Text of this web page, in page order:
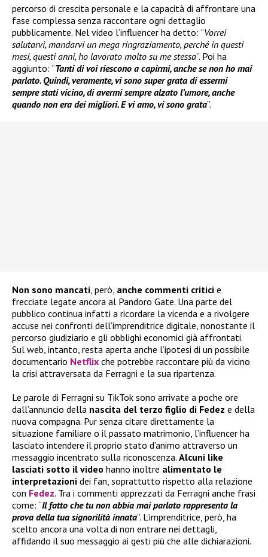
percorso di crescita personale e la capacità di affrontare una
fase complessa senza raccontare ogni dettaglio
pubblicamente. Nel video l’influencer ha detto: “Vorrei
salutarvi, mandarvi un mega ringraziamento, perché in questi
mesi, questi anni, ho lavorato molto su me stessa”. Poi ha
aggiunto: “Tanti di voi riescono a capirmi, anche se non ho mai
parlato. Quindi, veramente, vi sono super grata di essermi
sempre stati vicino, di avermi sempre alzato l’umore, anche
quando non era dei migliori. E vi amo, vi sono grata”.
Non sono mancati, però, anche commenti critici e
frecciate legate ancora al Pandoro Gate. Una parte del
pubblico continua infatti a ricordare la vicenda e a rivolgere
accuse nei confronti dell’imprenditrice digitale, nonostante il
percorso giudiziario e gli obblighi economici già affrontati.
Sul web, intanto, resta aperta anche l’ipotesi di un possibile
documentario Netflix che potrebbe raccontare più da vicino
la crisi attraversata da Ferragni e la sua ripartenza.
Le parole di Ferragni su TikTok sono arrivate a poche ore
dall’annuncio della nascita del terzo figlio di Fedez e della
nuova compagna. Pur senza citare direttamente la
situazione familiare o il passato matrimonio, l’influencer ha
lasciato intendere il proprio stato d’animo attraverso un
messaggio incentrato sulla riconoscenza. Alcuni like
lasciati sotto il video hanno inoltre alimentato le
interpretazioni dei fan, soprattutto rispetto alla relazione
con Fedez. Tra i commenti apprezzati da Ferragni anche frasi
come: “Il fatto che tu non abbia mai parlato rappresenta la
prova della tua signorilità innata”. L’imprenditrice, però, ha
scelto ancora una volta di non entrare nei dettagli,
affidando il suo messaggio ai gesti più che alle dichiarazioni.